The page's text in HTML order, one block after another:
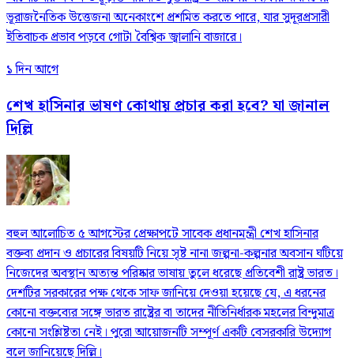
ভূরাজনৈতিক উত্তেজনা অনেকাংশে প্রশমিত করতে পারে, যার সুদূরপ্রসারী
ইতিবাচক প্রভাব পড়বে গোটা বৈশ্বিক জ্বালানি বাজারে।
১ দিন আগে
শেখ হাসিনার ভাষণ কোথায় প্রচার করা হবে? যা জানাল
দিল্লি
বহুল আলোচিত ৫ আগস্টের প্রেক্ষাপটে সাবেক প্রধানমন্ত্রী শেখ হাসিনার
বক্তব্য প্রদান ও প্রচারের বিষয়টি নিয়ে সৃষ্ট নানা জল্পনা-কল্পনার অবসান ঘটিয়ে
নিজেদের অবস্থান অত্যন্ত পরিষ্কার ভাষায় তুলে ধরেছে প্রতিবেশী রাষ্ট্র ভারত।
দেশটির সরকারের পক্ষ থেকে সাফ জানিয়ে দেওয়া হয়েছে যে, এ ধরনের
কোনো বক্তব্যের সঙ্গে ভারত রাষ্ট্রের বা তাদের নীতিনির্ধারক মহলের বিন্দুমাত্র
কোনো সংশ্লিষ্টতা নেই। পুরো আয়োজনটি সম্পূর্ণ একটি বেসরকারি উদ্যোগ
বলে জানিয়েছে দিল্লি।